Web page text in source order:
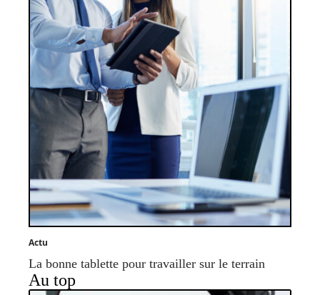
Actu
La bonne tablette pour travailler sur le terrain
Au top